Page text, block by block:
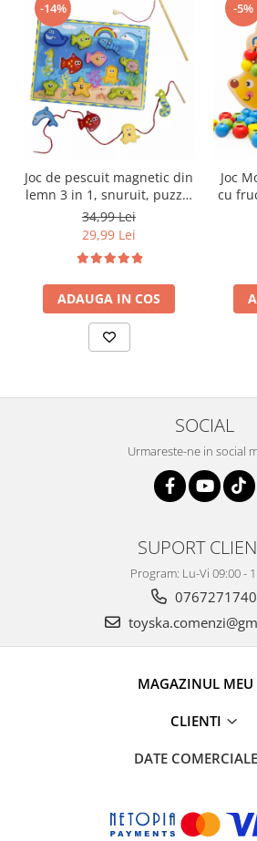
-14%
Joc de pescuit magnetic din
lemn 3 in 1, snuruit, puzzle
incastru, multicolor
34,99 Lei
29,99 Lei
ADAUGA IN COS
-5%
Joc
cu
SOCIAL
Urmareste-ne in social
SUPORT
Program: Lu-Vi 09:00 -
0767271740
MAGAZINUL MEU
CLIENTI
DATE COMERCIALE